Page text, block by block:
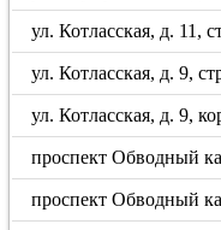
ул. Котласская, д. 11,
ул. Котласская, д. 9,
ул. Котласская, д. 9,
проспект Обводный
проспект Обводный